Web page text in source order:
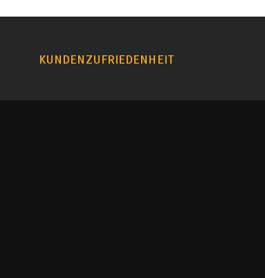
KUNDENZUFRIEDENHEIT